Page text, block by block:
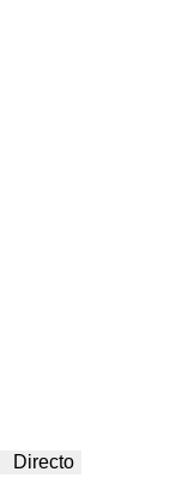
Directo